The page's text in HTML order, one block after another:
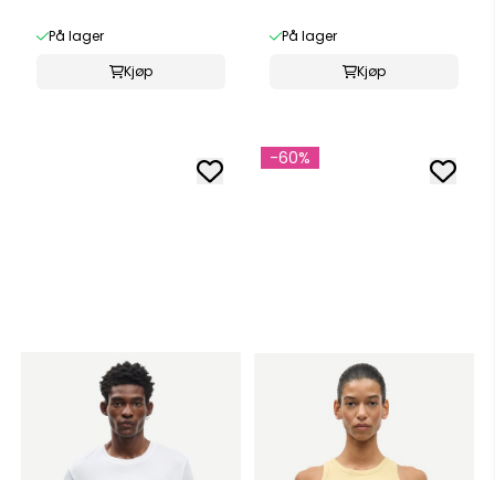
På lager
Kjøp
På lager
Kjøp
-60%